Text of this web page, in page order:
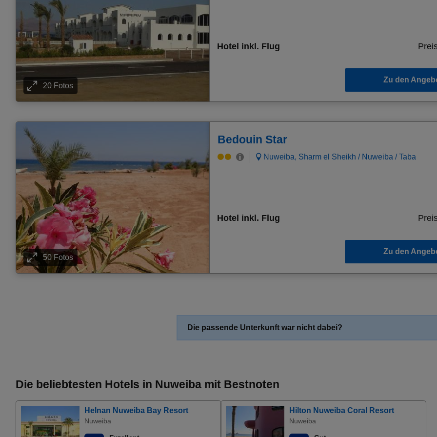
20 Fotos
Hotel inkl. Flug
Zu den
50 Fotos
Bedouin Star
Nuweiba, Sharm el Sheikh / Nuweiba / Taba
Hotel inkl. Flug
Zu den
Die passende Unterkunft war nicht dabei?
Die beliebtesten Hotels in Nuweiba mit Bestnoten
Helnan Nuweiba Bay Resort
Nuweiba
Hilton Nuweiba Coral Resort
Nuweiba